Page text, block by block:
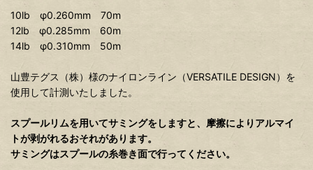
10lb φ0.260mm 70m
12lb φ0.285mm 60m
14lb φ0.310mm 50m
山豊テグス（株）様のナイロンライン（VERSATILE DESIGN）を
使用して計測いたしました。
スプールリムを用いてサミングをしますと、摩擦によりアルマイ
トが剥がれるおそれがあります。
サミングはスプールの糸巻き面で行ってください。